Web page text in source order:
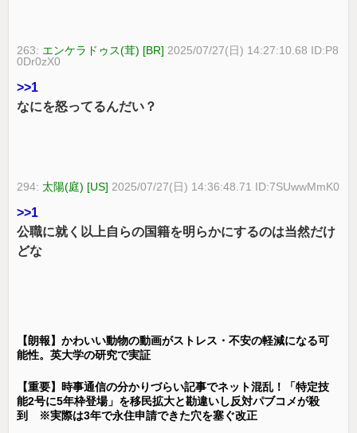
263: エンケラドゥス(茸) [BR] 2025/07/27(日) 14:27:10.68 ID:P8
0Dr0zX0
>>1
なにを怒ってるんだい？
294: 太陽(庭) [US] 2025/07/27(日) 14:36:48.71 ID:7SUwwMmK0
>>1
公職に就く以上自らの国籍を明らかにするのは当然だけ
どな
【朗報】かわいい動物の動画がストレス・不安の軽減になる可
能性。英大学の研究で実証
【重要】時事通信の分かりづらい記事でネット混乱！「特定技
能2号に5年枠登場」を移民拡大と勘違いし反対パブコメが殺
到 ※実際は3年で永住申請できた穴を塞ぐ改正